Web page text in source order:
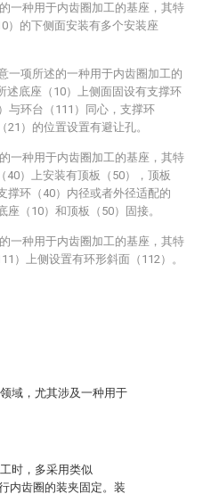
域，尤其涉及一种用于
时，多采用类似
内齿圈的装夹固定。装
一种用于内齿圈加工的基座，其特
）的下侧面安装有多个安装座
一项所述的一种用于内齿圈加工的
述底座（10）上侧面固设有支撑环
与环台（111）同心，支撑环
21）的位置设置有避让孔。
一种用于内齿圈加工的基座，其特
40）上安装有顶板（50），顶板
撑环（40）内径或者外径适配的
座（10）和顶板（50）固接。
一种用于内齿圈加工的基座，其特
）上侧设置有环形斜面（112）。